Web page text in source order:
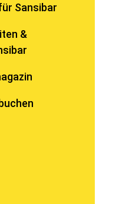
Sansibar
&